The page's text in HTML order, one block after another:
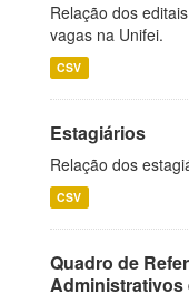
Relação dos
vagas na Unifei.
CSV
Estagiários
Relação dos
CSV
Quadro de
Administrativos